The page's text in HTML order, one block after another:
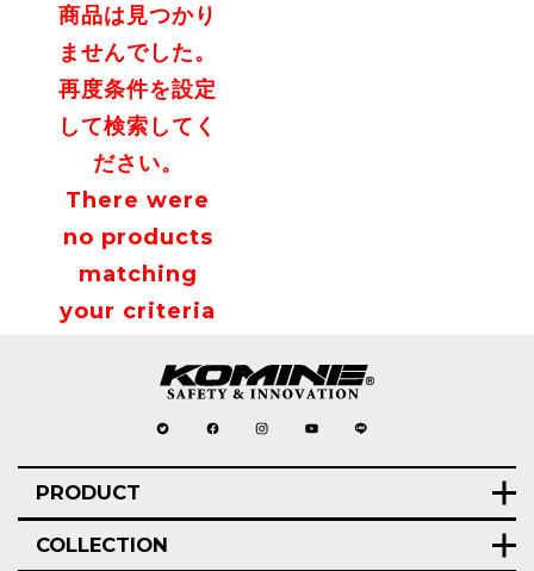
商品は見つかり
ませんでした。
再度条件を設定
して検索してく
ださい。
There were
no products
matching
your criteria
PRODUCT
COLLECTION